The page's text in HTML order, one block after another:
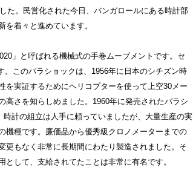
た。民営化された今日、バンガロールにある時計部
着々と進めています。
」と呼ばれる機械式の手巻ムーブメントです。セ
このパラショックは、1956年に日本のシチズン時
実証するためにヘリコプターを使って上空30メー
さを知らしめました。1960年に発売されたパラシ
計の組立は人手に頼っていましたが、大量生産の実
機種です。廉価品から優秀級クロノメーターまでの
もなく非常に長期間にわたり製造されました。そ
して、支給されてたことは非常に有名です。